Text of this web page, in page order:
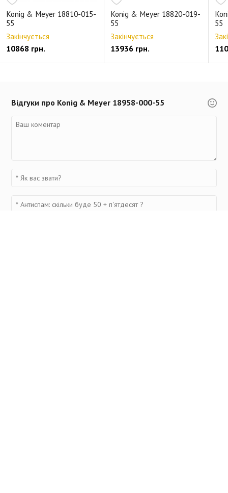
Konig & Meyer 18810-015-
55
Закінчується
10868 грн.
Konig & Meyer 18820-019-
55
Закінчується
13936 грн.
55
Відгуки про Konig & Meyer 18958-000-55